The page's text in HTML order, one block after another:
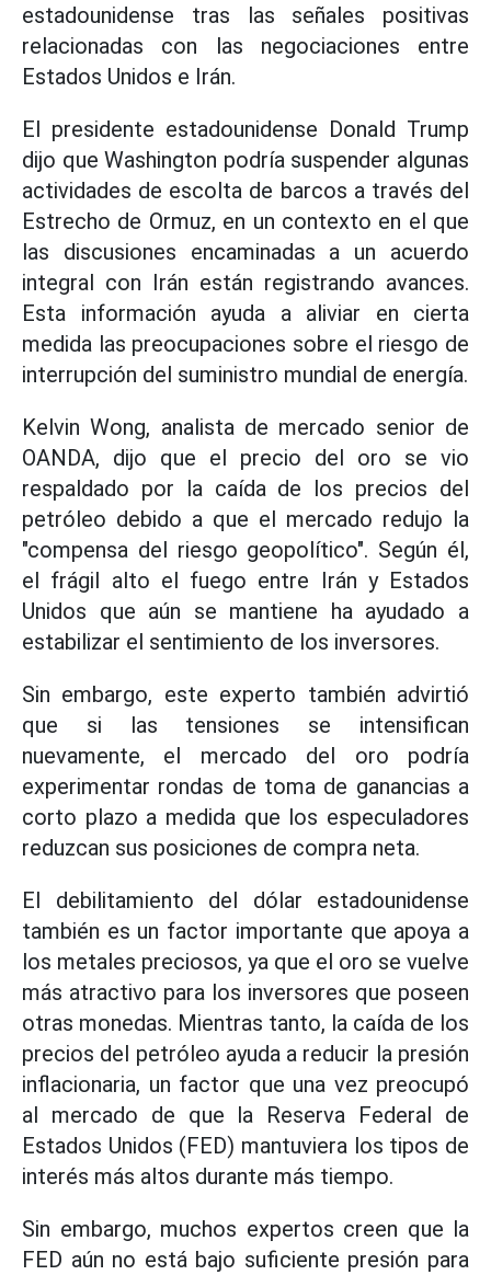
estadounidense tras las señales positivas
relacionadas con las negociaciones entre
Estados Unidos e Irán.
El presidente estadounidense Donald Trump
dijo que Washington podría suspender algunas
actividades de escolta de barcos a través del
Estrecho de Ormuz, en un contexto en el que
las discusiones encaminadas a un acuerdo
integral con Irán están registrando avances.
Esta información ayuda a aliviar en cierta
medida las preocupaciones sobre el riesgo de
interrupción del suministro mundial de energía.
Kelvin Wong, analista de mercado senior de
OANDA, dijo que el precio del oro se vio
respaldado por la caída de los precios del
petróleo debido a que el mercado redujo la
"compensa del riesgo geopolítico". Según él,
el frágil alto el fuego entre Irán y Estados
Unidos que aún se mantiene ha ayudado a
estabilizar el sentimiento de los inversores.
Sin embargo, este experto también advirtió
que si las tensiones se intensifican
nuevamente, el mercado del oro podría
experimentar rondas de toma de ganancias a
corto plazo a medida que los especuladores
reduzcan sus posiciones de compra neta.
El debilitamiento del dólar estadounidense
también es un factor importante que apoya a
los metales preciosos, ya que el oro se vuelve
más atractivo para los inversores que poseen
otras monedas. Mientras tanto, la caída de los
precios del petróleo ayuda a reducir la presión
inflacionaria, un factor que una vez preocupó
al mercado de que la Reserva Federal de
Estados Unidos (FED) mantuviera los tipos de
interés más altos durante más tiempo.
Sin embargo, muchos expertos creen que la
FED aún no está bajo suficiente presión para